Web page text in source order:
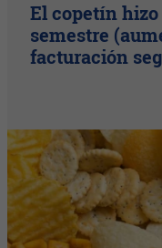
El copetín
semestre
facturación